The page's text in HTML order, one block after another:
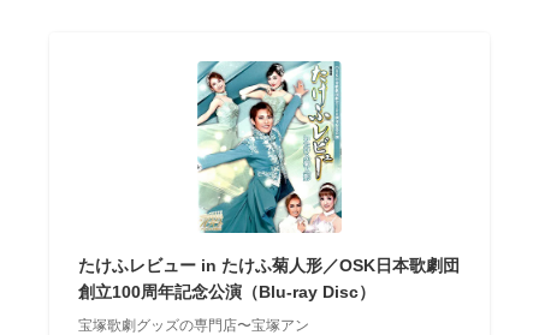
たけふレビュー in たけふ菊人形／OSK日本歌劇団
創立100周年記念公演（Blu-ray Disc）
宝塚歌劇グッズの専門店〜宝塚アン